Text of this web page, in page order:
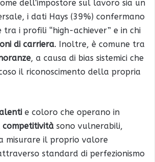
dell’impostore sul lavoro sia un
i dati Hays (39%) confermano
tra i profili “high-achiever” e in chi
di carriera. Inoltre, è comune tra
, a causa di bias sistemici che
il riconoscimento della propria
e coloro che operano in
sono vulnerabili,
misurare il proprio valore
standard di perfezionismo